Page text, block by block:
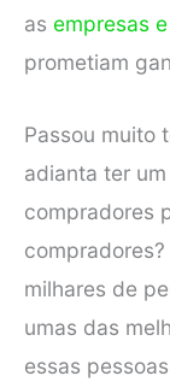
as empresas
prometiam
Passou muito
adianta ter
compradores
milhares de
umas das
essas